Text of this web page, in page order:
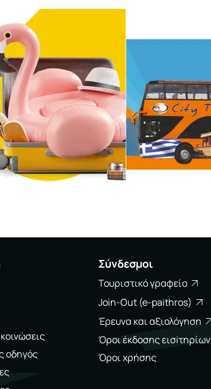
οδηγός
Σύνδεσμοι
Τουριστικό γραφείο
Join-Out (e-paithros)
Έρευνα και αξιολόγηση
Όροι έκδοσης εισiτηρίων
Όροι χρήσης